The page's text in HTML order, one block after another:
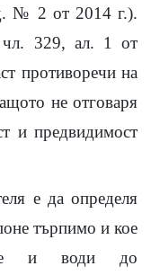
№ 2 от 2014 г.).
чл. 329, ал. 1 от
противоречи на
не отговаря
и предвидимост
е да определя
търпимо и кое
и води до